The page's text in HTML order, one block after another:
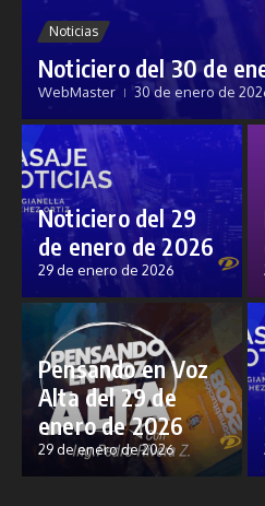
Noticias
Noticiero del 30 de
WebMaster 30 de enero de
Noticiero del 29
de enero de 2026
29 de enero de 2026
Pensando en Voz
Alta del 29 de
enero de 2026
29 de enero de 2026